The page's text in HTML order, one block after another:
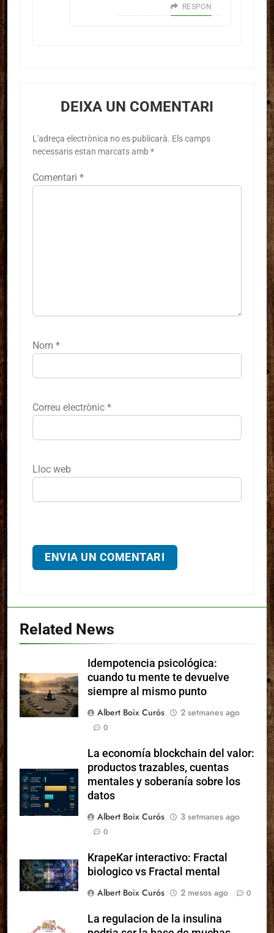
RESPON
DEIXA UN COMENTARI
L'adreça electrònica no es publicarà. Els camps
necessaris estan marcats amb *
Comentari *
Nom *
Correu electrònic *
Lloc web
Related News
Idempotencia psicológica:
cuando tu mente te devuelve
siempre al mismo punto
Albert Boix Curós
2 setmanes ago
0
La economía blockchain del valor:
productos trazables, cuentas
mentales y soberanía sobre los
datos
Albert Boix Curós
3 setmanes ago
0
KrapeKar interactivo: Fractal
biologico vs Fractal mental
Albert Boix Curós
2 mesos ago 0
La regulacion de la insulina